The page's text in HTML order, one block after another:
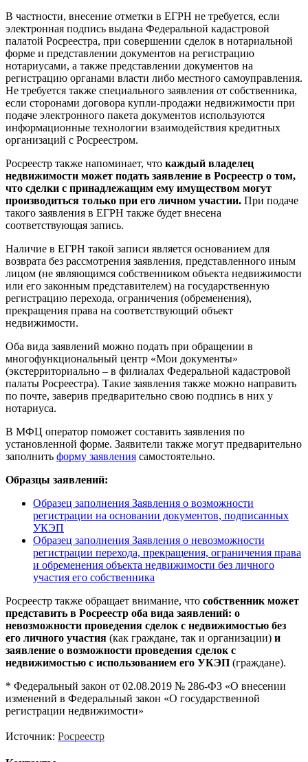
В частности, внесение отметки в ЕГРН не требуется, если
электронная подпись выдана Федеральной кадастровой
палатой Росреестра, при совершении сделок в нотариальной
форме и представлении документов на регистрацию
нотариусами, а также представлении документов на
регистрацию органами власти либо местного самоуправления.
Не требуется также специального заявления от собственника,
если сторонами договора купли-продажи недвижимости при
подаче электронного пакета документов используются
информационные технологии взаимодействия кредитных
организаций с Росреестром.
Росреестр также напоминает, что каждый владелец
недвижимости может подать заявление в Росреестр о том,
что сделки с принадлежащим ему имуществом могут
производиться только при его личном участии. При подаче
такого заявления в ЕГРН также будет внесена
соответствующая запись.
Наличие в ЕГРН такой записи является основанием для
возврата без рассмотрения заявления, представленного иным
лицом (не являющимся собственником объекта недвижимости
или его законным представителем) на государственную
регистрацию перехода, ограничения (обременения),
прекращения права на соответствующий объект
недвижимости.
Оба вида заявлений можно подать при обращении в
многофункциональный центр «Мои документы»
(экстерриториально – в филиалах Федеральной кадастровой
палаты Росреестра). Такие заявления также можно направить
по почте, заверив предварительно свою подпись в них у
нотариуса.
В МФЦ оператор поможет составить заявления по
установленной форме. Заявители также могут предварительно
заполнить форму заявления самостоятельно.
Образцы заявлений:
Образец заполнения Заявления о возможности
регистрации на основании документов, подписанных
УКЭП
Образец заполнения Заявления о невозможности
регистрации перехода, прекращения, ограничения права
и обременения объекта недвижимости без личного
участия его собственника
Росреестр также обращает внимание, что собственник может
представить в Росреестр оба вида заявлений: о
невозможности проведения сделок с недвижимостью без
его личного участия (как граждане, так и организации) и
заявление о возможности проведения сделок с
недвижимостью с использованием его УКЭП (граждане).
* Федеральный закон от 02.08.2019 № 286-ФЗ «О внесении
изменений в Федеральный закон «О государственной
регистрации недвижимости»
Источник: Росреестр